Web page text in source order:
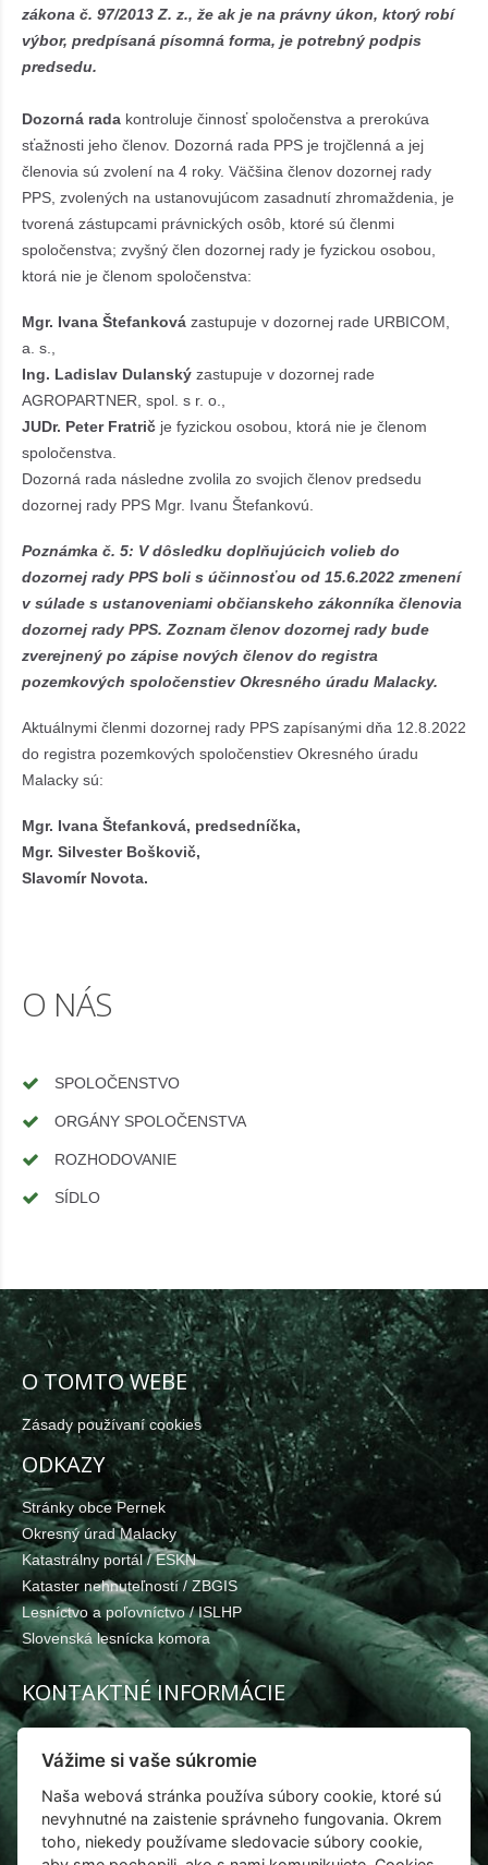
zákona č. 97/2013 Z. z., že ak je na právny úkon, ktorý robí
výbor, predpísaná písomná forma, je potrebný podpis
predsedu.
Dozorná rada kontroluje činnosť spoločenstva a prerokúva
sťažnosti jeho členov. Dozorná rada PPS je trojčlenná a jej
členovia sú zvolení na 4 roky. Väčšina členov dozornej rady
PPS, zvolených na ustanovujúcom zasadnutí zhromaždenia, je
tvorená zástupcami právnických osôb, ktoré sú členmi
spoločenstva; zvyšný člen dozornej rady je fyzickou osobou,
ktorá nie je členom spoločenstva:
Mgr. Ivana Štefanková zastupuje v dozornej rade URBICOM,
a. s.,
Ing. Ladislav Dulanský zastupuje v dozornej rade
AGROPARTNER, spol. s r. o.,
JUDr. Peter Fratrič je fyzickou osobou, ktorá nie je členom
spoločenstva.
Dozorná rada následne zvolila zo svojich členov predsedu
dozornej rady PPS Mgr. Ivanu Štefankovú.
Poznámka č. 5: V dôsledku doplňujúcich volieb do
dozornej rady PPS boli s účinnosťou od 15.6.2022 zmenení
v súlade s ustanoveniami občianskeho zákonníka členovia
dozornej rady PPS. Zoznam členov dozornej rady bude
zverejnený po zápise nových členov do registra
pozemkových spoločenstiev Okresného úradu Malacky.
Aktuálnymi členmi dozornej rady PPS zapísanými dňa 12.8.2022
do registra pozemkových spoločenstiev Okresného úradu
Malacky sú:
Mgr. Ivana Štefanková, predsedníčka,
Mgr. Silvester Boškovič,
Slavomír Novota.
O NÁS
SPOLOČENSTVO
ORGÁNY SPOLOČENSTVA
ROZHODOVANIE
SÍDLO
O TOMTO WEBE
Zásady používaní cookies
ODKAZY
Stránky obce Pernek
Okresný úrad Malacky
Katastrálny portál / ESKN
Kataster nehnuteľností / ZBGIS
Lesníctvo a poľovníctvo / ISLHP
Slovenská lesnícka komora
KONTAKTNÉ INFORMÁCIE
Pernek 48, 900 53 Pernek
+421915248022
vybor@pernecke-ps.sk
Vážime si vaše súkromie
Naša webová stránka používa súbory cookie, ktoré sú
nevyhnutné na zaistenie správneho fungovania. Okrem
toho, niekedy používame sledovacie súbory cookie,